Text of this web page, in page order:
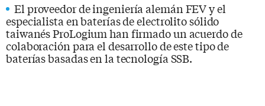
El proveedor de ingeniería alemán FEV y el
especialista en baterías de electrolito sólido
taiwanés ProLogium han firmado un acuerdo de
colaboración para el desarrollo de este tipo de
baterías basadas en la tecnología SSB.